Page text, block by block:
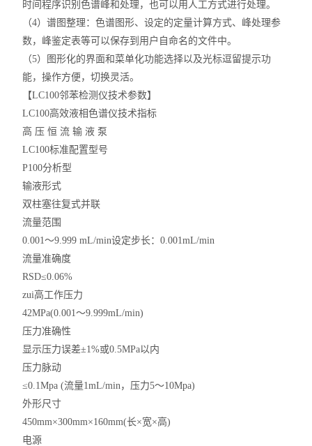
时间程序识别色谱峰和处理，也可以用人工方式进行处理。
（4）谱图整理：色谱图形、设定的定量计算方式、峰处理参
数，峰鉴定表等可以保存到用户自命名的文件中。
（5）图形化的界面和菜单化功能选择以及光标逗留提示功
能，操作方便，切换灵活。
【LC100邻苯检测仪技术参数】
LC100高效液相色谱仪技术指标
高 压 恒 流 输 液 泵
LC100标准配置型号
P100分析型
输液形式
双柱塞往复式并联
流量范围
0.001～9.999 mL/min设定步长：0.001mL/min
流量准确度
RSD≤0.06%
zui高工作压力
42MPa(0.001～9.999mL/min)
压力准确性
显示压力误差±1%或0.5MPa以内
压力脉动
≤0.1Mpa (流量1mL/min，压力5～10Mpa)
外形尺寸
450mm×300mm×160mm(长×宽×高)
电源